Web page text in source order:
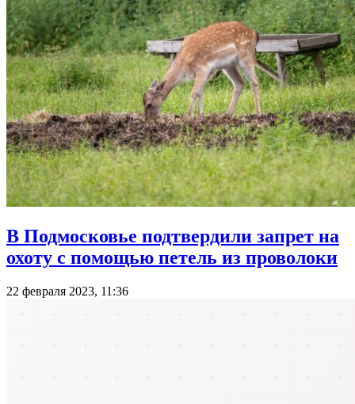
В Подмосковье подтвердили запрет на
охоту с помощью петель из проволоки
22 февраля 2023, 11:36